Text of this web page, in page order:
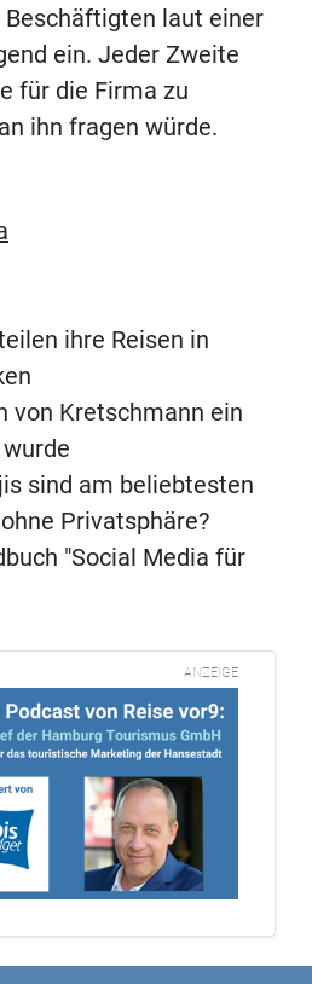
laut einer
ein. Jeder Zweite
für die Firma zu
ihn fragen würde.
ihre Reisen in
von Kretschmann ein
sind am beliebtesten
Privatsphäre?
"Social Media für
ANZEIGE